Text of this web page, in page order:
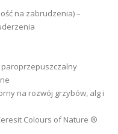
na zabrudzenia) –
na rozwój grzybów, alg i
Colours of Nature ®